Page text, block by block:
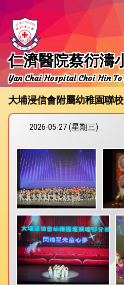
仁濟醫院蔡衍濤
Yan Chai Hospital Choi Hin
大埔浸信會附屬幼稚園聯
2026-05-27 (星期三)